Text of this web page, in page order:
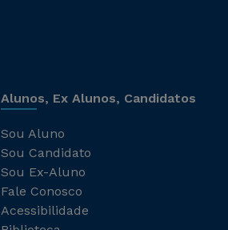
Alunos, Ex Alunos, Candidatos
Sou Aluno
Sou Candidato
Sou Ex-Aluno
Fale Conosco
Acessibilidade